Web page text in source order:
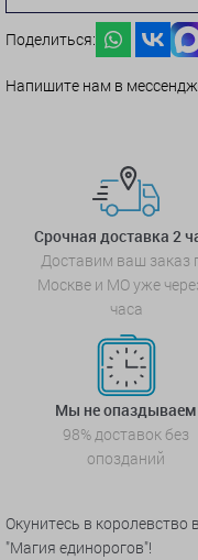
Поделиться:
Напишите нам в
Срочная доставка 2
Доставим ваш заказ
Москве и МО уже
часа
Мы не опаздываем
98% доставок без
опозданий
Окунитесь в
"Магия единорогов"!